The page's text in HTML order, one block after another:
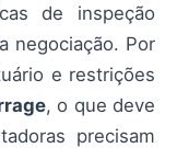
de inspeção
negociação. Por
e restrições
, o que deve
precisam